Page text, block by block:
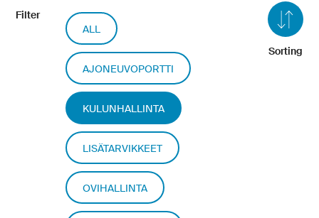
Filter
ALL
AJONEUVOPORTTI
KULUNHALLINTA
LISÄTARVIKKEET
OVIHALLINTA
Sorting